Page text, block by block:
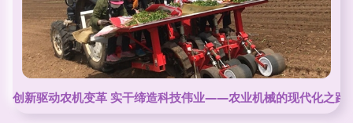
创新驱动农机变革 实干缔造科技伟业——农业机械的现代化之路